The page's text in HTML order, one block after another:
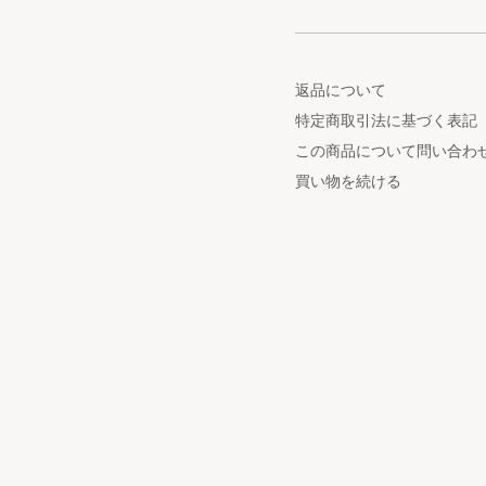
返品について
特定商取引法に基づく表記
この商品について問い合わ
買い物を続ける